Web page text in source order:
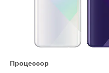
Процессор